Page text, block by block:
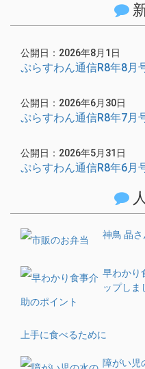
公開日：2026年8月1日
ぷらすわん通信R8年8月
公開日：2026年6月30日
ぷらすわん通信R8年7月
公開日：2026年5月31日
ぷらすわん通信R8年6月
神鳥 晶さ
早わかり
ップしま
上手に食べるために
障がい児